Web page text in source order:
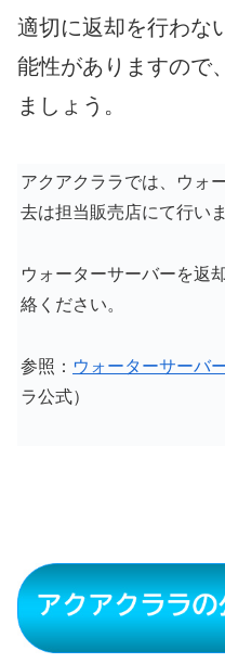
適切に返却を行わな
能性がありますので
ましょう。
アクアクララでは、ウォ
去は担当販売店にて行いま
ウォーターサーバーを返
絡ください。
参照： ウォーターサーバ
ラ公式）